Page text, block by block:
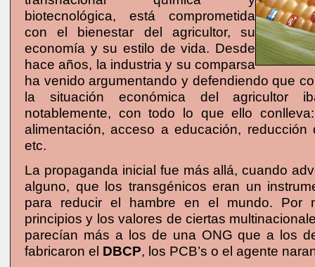
biotecnológica, está comprometida
con el bienestar del agricultor, su
economía y su estilo de vida. Desde
hace años, la industria y su comparsa
ha venido argumentando y defendiendo que
la situación económica del agricultor
notablemente, con todo lo que ello
alimentación, acceso a educación, reducción
etc.
La propaganda inicial fue más allá, cuando
alguno, que los transgénicos eran un
para reducir el hambre en el mundo. Por
principios y los valores de ciertas
parecían más a los de una ONG que a los
fabricaron el DBCP, los PCB’s o el agente